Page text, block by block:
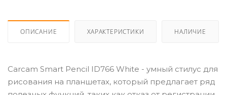
ОПИСАНИЕ ХАРАКТЕРИСТИКИ НАЛИЧИЕ
Carcam Smart Pencil ID766 White - умный стилус для
рисования на планшетах, который предлагает ряд